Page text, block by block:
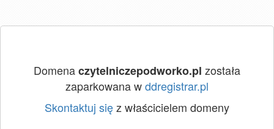
Domenaczytelniczepodworko.pl została
zaparkowana wddregistrar.pl
Skontaktuj sięz właścicielem domeny